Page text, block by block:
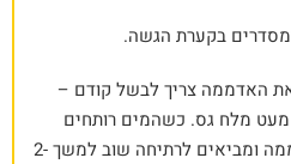
בקערת הגשה.
האדממה צריך לבשל קודם –
מלח גס. כשהמים רותחים
מוסיפים את פולי האדממה ומביאים לרתיחה שוב למשך 2-